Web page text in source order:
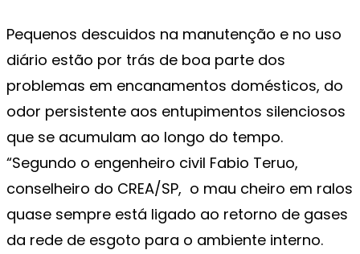
Pequenos descuidos na manutenção e no uso
diário estão por trás de boa parte dos
problemas em encanamentos domésticos, do
odor persistente aos entupimentos silenciosos
que se acumulam ao longo do tempo.
“Segundo o engenheiro civil Fabio Teruo,
conselheiro do CREA/SP, o mau cheiro em ralos
quase sempre está ligado ao retorno de gases
da rede de esgoto para o ambiente interno.